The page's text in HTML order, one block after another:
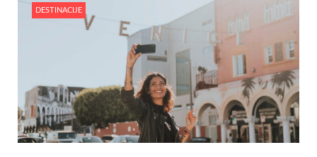
DESTINACIJE